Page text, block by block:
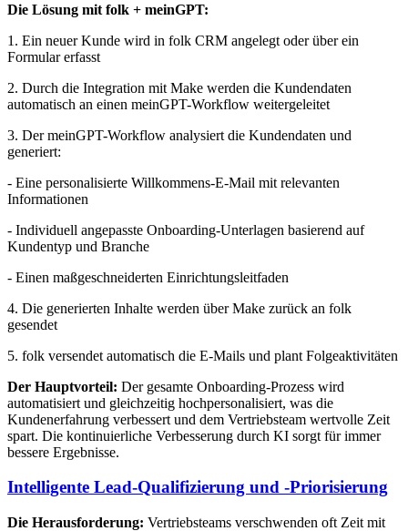
Die Lösung mit folk + meinGPT:
1. Ein neuer Kunde wird in folk CRM angelegt oder über ein
Formular erfasst
2. Durch die Integration mit Make werden die Kundendaten
automatisch an einen meinGPT-Workflow weitergeleitet
3. Der meinGPT-Workflow analysiert die Kundendaten und
generiert:
- Eine personalisierte Willkommens-E-Mail mit relevanten
Informationen
- Individuell angepasste Onboarding-Unterlagen basierend auf
Kundentyp und Branche
- Einen maßgeschneiderten Einrichtungsleitfaden
4. Die generierten Inhalte werden über Make zurück an folk
gesendet
5. folk versendet automatisch die E-Mails und plant Folgeaktivitäten
Der Hauptvorteil: Der gesamte Onboarding-Prozess wird
automatisiert und gleichzeitig hochpersonalisiert, was die
Kundenerfahrung verbessert und dem Vertriebsteam wertvolle Zeit
spart. Die kontinuierliche Verbesserung durch KI sorgt für immer
bessere Ergebnisse.
Intelligente Lead-Qualifizierung und -Priorisierung
Die Herausforderung: Vertriebsteams verschwenden oft Zeit mit